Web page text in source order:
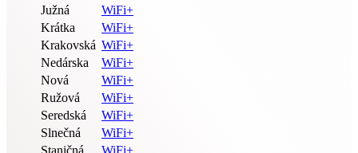
Južná
WiFi+
Krátka
WiFi+
Krakovská WiFi+
Nedárska
WiFi+
Nová
WiFi+
Ružová
WiFi+
Seredská
WiFi+
Slnečná
WiFi+
Staničná
WiFi+